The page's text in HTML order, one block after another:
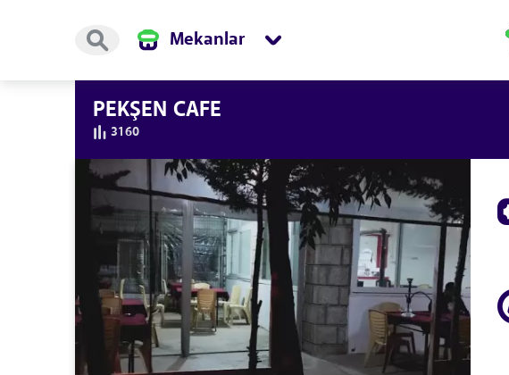
Mekanlar
PEKŞEN CAFE
3160